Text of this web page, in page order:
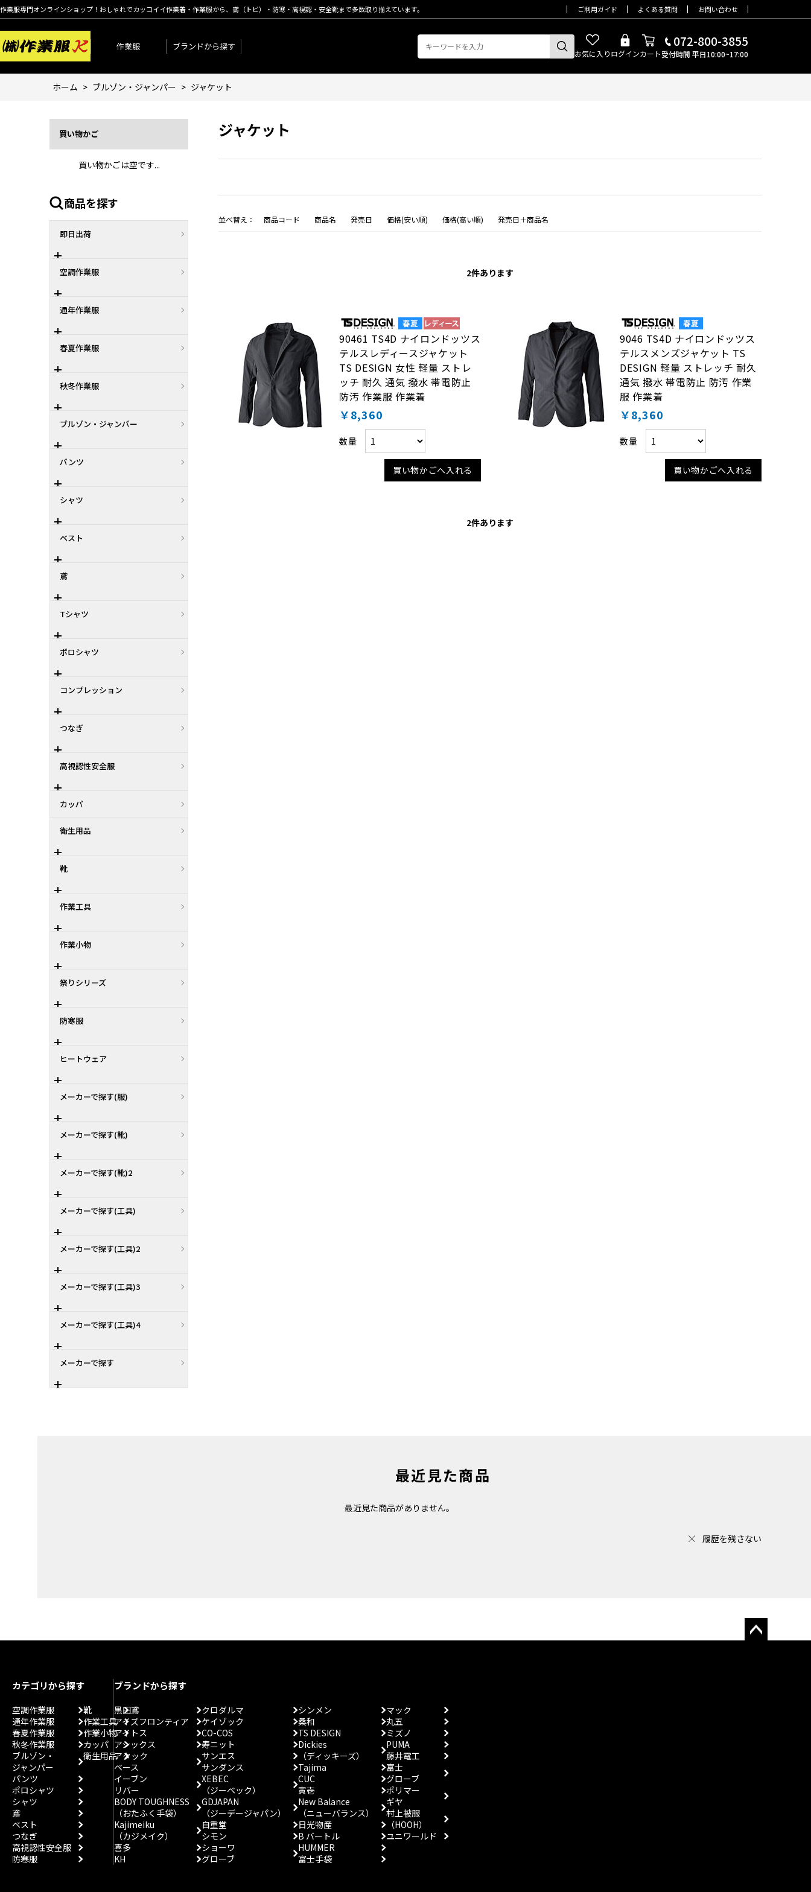
作業服専門オンラインショップ！おしゃれでカッコイイ作業着・作業服から、鳶（トビ）・防寒・高視認・安全靴まで多数取り揃えています。 ご利用ガイド よくある質問 お問い合わせ
作業服 ブランドから探す
お気に入りログインカート
072-800-3855
受付時間 平日10:00~17:00
ホーム > ブルゾン・ジャンパー > ジャケット
買い物かご
買い物かごは空です...
商品を探す
即日出荷
空調作業服
通年作業服
春夏作業服
秋冬作業服
ブルゾン・ジャンパー
パンツ
シャツ
ベスト
鳶
Tシャツ
ポロシャツ
コンプレッション
つなぎ
高視認性安全服
カッパ
衛生用品
靴
作業工具
作業小物
祭りシリーズ
防寒服
ヒートウェア
メーカーで探す(服)
メーカーで探す(靴)
メーカーで探す(靴)2
メーカーで探す(工具)
メーカーで探す(工具)2
メーカーで探す(工具)3
メーカーで探す(工具)4
メーカーで探す
ジャケット
並べ替え： 商品コード 商品名 発売日 価格(安い順) 価格(高い順) 発売日＋商品名
2件あります
90461 TS4D ナイロンドッツス
テルスレディースジャケット
TS DESIGN 女性 軽量 ストレ
ッチ 耐久 通気 撥水 帯電防止
防汚 作業服 作業着
￥8,360
数量
買い物かごへ入れる
9046 TS4D ナイロンドッツス
テルスメンズジャケット TS
DESIGN 軽量 ストレッチ 耐久
通気 撥水 帯電防止 防汚 作業
服 作業着
￥8,360
数量
買い物かごへ入れる
2件あります
最近見た商品
最近見た商品がありません。
履歴を残さない
カテゴリから探す
空調作業服
通年作業服
春夏作業服
秋冬作業服
ブルゾン・
ジャンパー
パンツ
ポロシャツ
シャツ
鳶
ベスト
つなぎ
高視認性安全服
防寒服
靴
作業工具
作業小物
カッパ
衛生用品
ブランドから探す
黒田鳶
アイズフロンティア
アイトス
アシックス
アタック
ベース
イーブン
リバー
BODY TOUGHNESS
（おたふく手袋）
Kajimeiku
（カジメイク）
喜多
KH
クロダルマ
ケイゾック
CO-COS
寿ニット
サンエス
サンダンス
XEBEC
（ジーベック）
GDJAPAN
（ジーデージャパン）
自重堂
シモン
ショーワ
グローブ
シンメン
桑和
TS DESIGN
Dickies
（ディッキーズ）
Tajima
CUC
寅壱
New Balance
（ニューバランス）
日光物産
B バートル
HUMMER
富士手袋
マック
丸五
ミズノ
PUMA
藤井電工
富士
グローブ
ポリマー
ギヤ
村上被服
（HOOH）
ユニワールド